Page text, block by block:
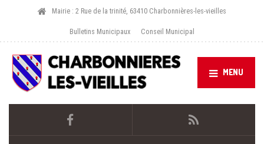
Mairie : 2 Rue de la trinité, 63410 Charbonnières-les-vieilles
Bulletins Municipaux Conseil Municipal
MENU